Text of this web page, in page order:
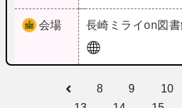
会場 長崎 ミライon図
8 9 10